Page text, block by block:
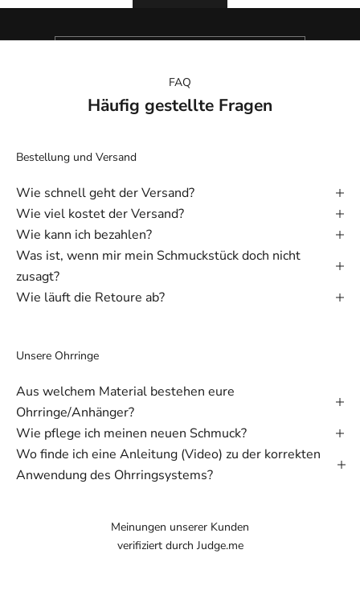
E-Mail
OH YES!
FAQ
Häufig gestellte Fragen
Bestellung und Versand
Wie schnell geht der Versand?
Wie viel kostet der Versand?
Wie kann ich bezahlen?
Was ist, wenn mir mein Schmuckstück doch nicht
zusagt?
Wie läuft die Retoure ab?
Unsere Ohrringe
Aus welchem Material bestehen eure
Ohrringe/Anhänger?
Wie pflege ich meinen neuen Schmuck?
Wo finde ich eine Anleitung (Video) zu der korrekten
Anwendung des Ohrringsystems?
Meinungen unserer Kunden
verifiziert durch Judge.me